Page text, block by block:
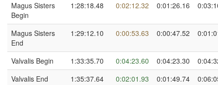
Magus Sisters
Begin
1:28:18.48 0:02:12.32 0:01:26.16
Magus Sisters
End
1:29:12.10 0:00:53.63 0:00:47.52
Valvalis Begin 1:33:35.70 0:04:23.60 0:04:23.30
Valvalis End
1:35:37.64 0:02:01.93 0:01:49.74